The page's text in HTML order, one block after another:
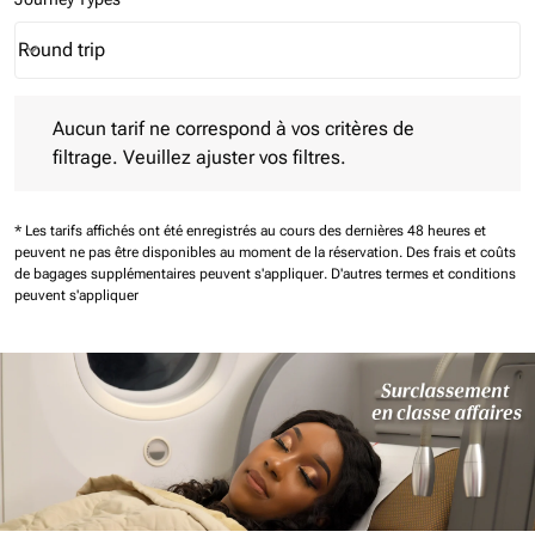
Journey Types option Round trip Selected
Round trip
keyboard_arrow_down
Aucun tarif ne correspond à vos critères de
filtrage. Veuillez ajuster vos filtres.
* Les tarifs affichés ont été enregistrés au cours des dernières 48 heures et
peuvent ne pas être disponibles au moment de la réservation. Des frais et coûts
de bagages supplémentaires peuvent s'appliquer. D'autres termes et conditions
peuvent s'appliquer